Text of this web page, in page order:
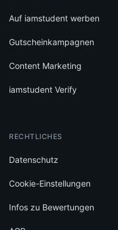
Auf iamstudent werben
Gutscheinkampagnen
Content Marketing
iamstudent Verify
RECHTLICHES
Datenschutz
Cookie-Einstellungen
Infos zu Bewertungen